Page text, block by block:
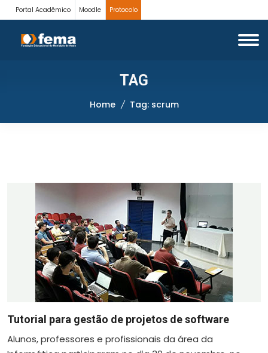
Portal Acadêmico Moodle Protocolo
TAG
Home Tag: scrum
Tutorial para gestão de projetos de software
Alunos, professores e profissionais da área da